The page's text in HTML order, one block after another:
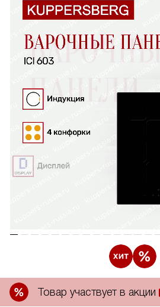
Товар участвует в акции